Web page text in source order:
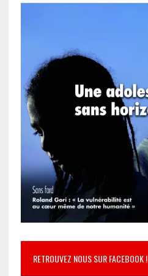
RETROUVEZ NOUS SUR FACEBOOK !